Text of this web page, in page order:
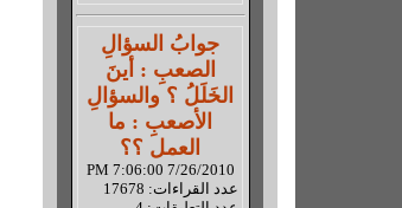
جوابُ السؤالِ
الصعبِ : أينَ
الخَلَلُ ؟ والسؤالِ
الأصعبِ : ما
العمل ؟؟
7/26/2010 7:06:00 PM
عدد القراءات: 17678